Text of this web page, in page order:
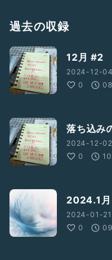
過去の収録
12月 #2
2024-12-
0
落ち込み
2024-12-
0
2024.1
2024-01-
0